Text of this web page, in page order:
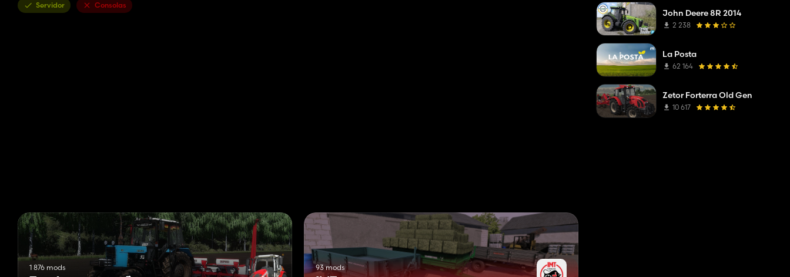
Servidor Consolas
1 876 mods 93 mods
John Deere 8R 2014
2 238
La Posta
62 164
Zetor Forterra Old Gen
10 617